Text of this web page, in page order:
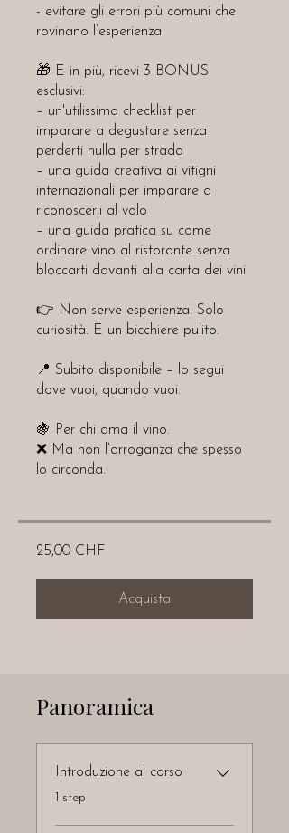
- evitare gli errori più comuni che
rovinano l’esperienza
🎁 E in più, ricevi 3 BONUS
esclusivi:
– un'utilissima checklist per
imparare a degustare senza
perderti nulla per strada
– una guida creativa ai vitigni
internazionali per imparare a
riconoscerli al volo
– una guida pratica su come
ordinare vino al ristorante senza
bloccarti davanti alla carta dei vini
👉 Non serve esperienza. Solo
curiosità. E un bicchiere pulito.
📍 Subito disponibile – lo segui
dove vuoi, quando vuoi.
🍇 Per chi ama il vino.
❌ Ma non l’arroganza che spesso
lo circonda.
25,00 CHF
Acquista
Panoramica
Introduzione al corso
.1 step